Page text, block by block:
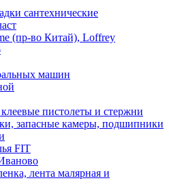
сантехнические
(пр-во Китай), Loffrey
машин
пистолеты и стержни
запасные камеры, подшипники
FIT
лента малярная и